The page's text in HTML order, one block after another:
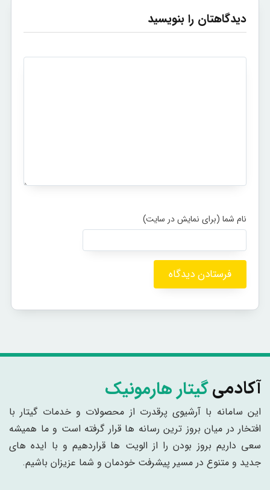
دیدگاهتان را بنویسید
آکادمیگیتار هارمونیک
این سامانه با آرشیوی پرقدرت از محصولات و خدمات گیتار با
افتخار در میان بروز ترین رسانه ها قرار گرفته است و ما همیشه
سعی داریم بروز بودن را از الویت ها قراردهیم و با ایده های
جدید و متنوع در مسیر پیشرفت خودمان و شما عزیزان باشیم.